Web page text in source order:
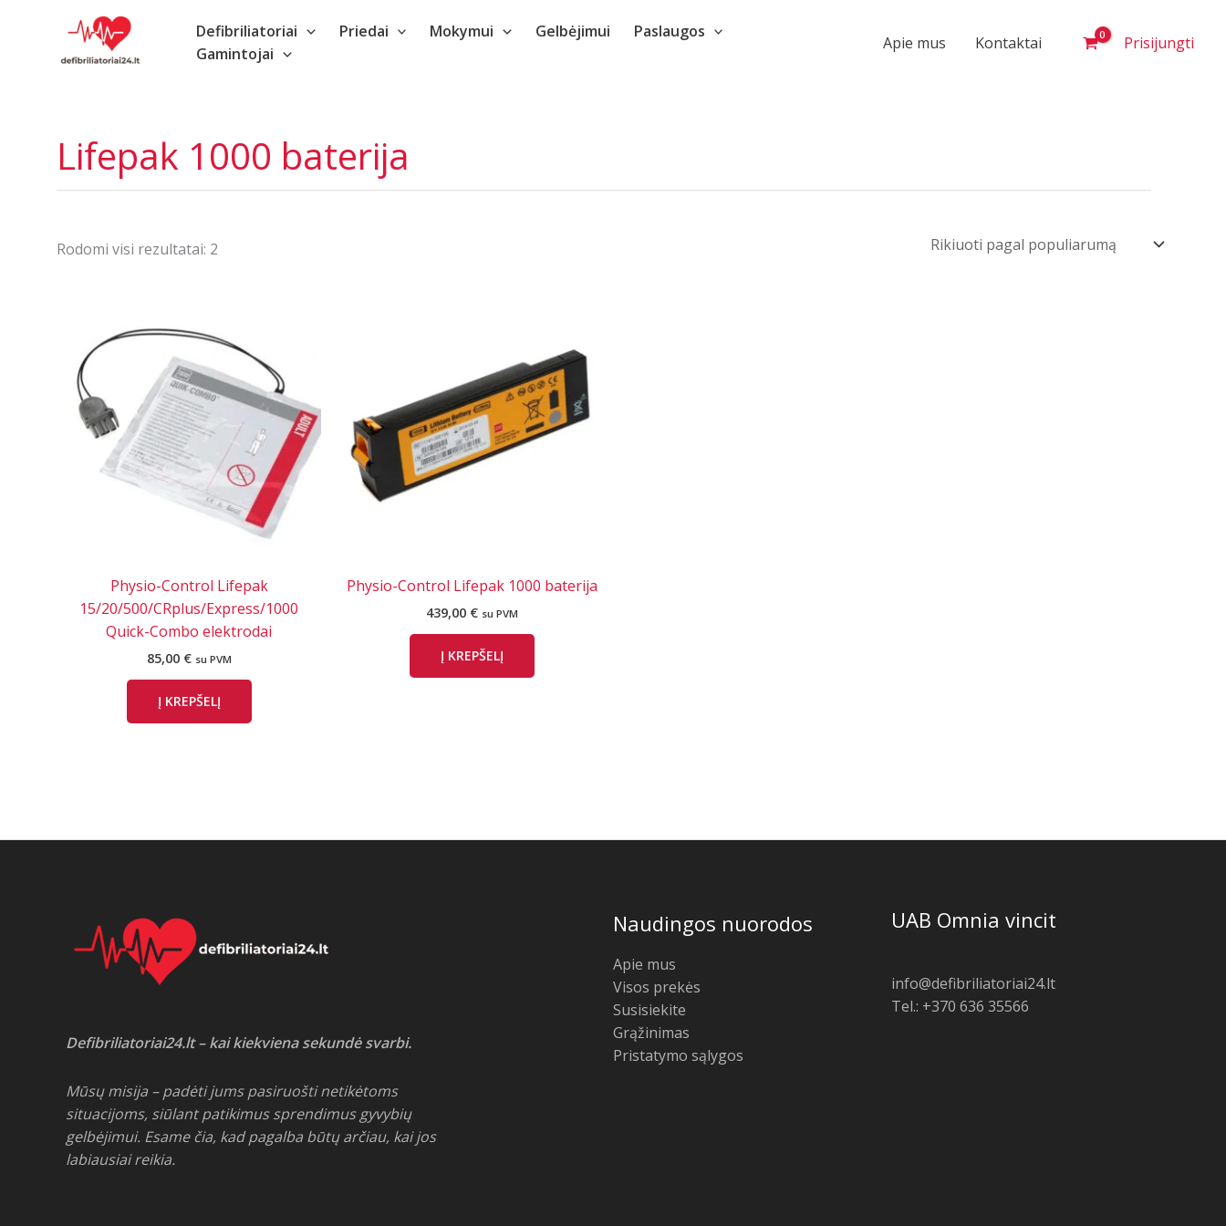
Defibriliatoriai Priedai Mokymui Gelbėjimui
Paslaugos
Gamintojai
Apie mus Kontaktai Prisijungti
Lifepak 1000 baterija
Rodomi visi rezultatai: 2
Physio-Control Lifepak
15/20/500/CRplus/Express/1000
Quick-Combo elektrodai
85,00 € su PVM
Į KREPŠELĮ
Physio-Control Lifepak 1000 baterija
439,00 € su PVM
Į KREPŠELĮ
Defibriliatoriai24.lt – kai kiekviena sekundė svarbi.
Mūsų misija – padėti jums pasiruošti netikėtoms
situacijoms, siūlant patikimus sprendimus gyvybių
gelbėjimui. Esame čia, kad pagalba būtų arčiau, kai jos
labiausiai reikia.
Naudingos nuorodos
Apie mus
Visos prekės
Susisiekite
Grąžinimas
Pristatymo sąlygos
UAB Omnia vincit
info@defibriliatoriai24.lt
Tel.: +370 636 35566